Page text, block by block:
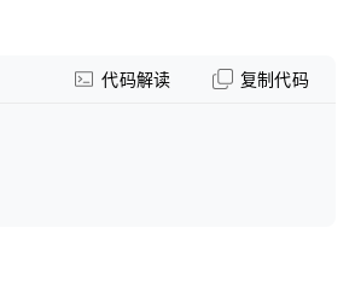
代码解读 复制代码